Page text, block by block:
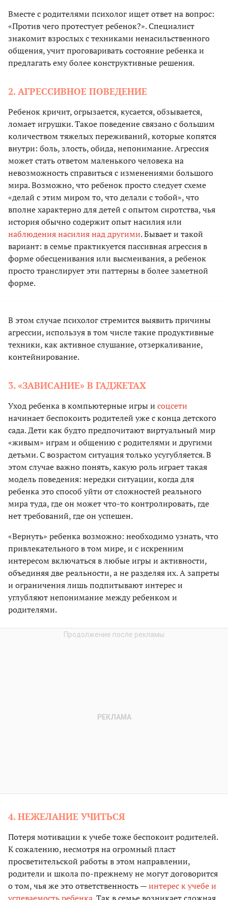
Вместе с родителями психолог ищет ответ на вопрос:
«Против чего протестует ребенок?». Специалист
знакомит взрослыхстехниками ненасильственного
общения, учит проговаривать состояние ребенка и
предлагать ему более конструктивные решения.
2. АГРЕССИВНОЕ ПОВЕДЕНИЕ
Ребенок кричит, огрызается, кусается, обзывается,
ломает игрушки. Такое поведение связано с большим
количеством тяжелых переживаний, которые копятся
внутри: боль, злость, обида, непонимание. Агрессия
может стать ответом маленького человека на
невозможность справиться с изменениями большого
мира. Возможно, что ребенок просто следует схеме
«делай с этим миром то, что делали с тобой», что
вполне характерно для детей с опытом сиротства, чья
история обычно содержит опыт насилия или
наблюдения насилия над другими. Бывает и такой
вариант: в семье практикуется пассивная агрессия в
форме обесценивания или высмеивания, а ребенок
просто транслирует эти паттерны в более заметной
форме.
В этом случае психолог стремится выявить причины
агрессии, используя в том числе такие продуктивные
техники, как активное слушание, отзеркаливание,
контейнирование.
3. «ЗАВИСАНИЕ» В ГАДЖЕТАХ
Уход ребенка в компьютерные игры и соцсети
начинает беспокоить родителей уже с конца детского
сада. Дети как будто предпочитают виртуальный мир
«живым» играм и общению с родителями и другими
детьми. С возрастом ситуация только усугубляется. В
этом случае важно понять, какую роль играет такая
модель поведения: нередки ситуации, когда для
ребенка это способ уйти от сложностей реального
мира туда, где он может что-то контролировать, где
нет требований, где он успешен.
«Вернуть» ребенка возможно: необходимо узнать, что
привлекательного в том мире, и с искренним
интересом включаться в любые игры и активности,
объединяя две реальности, а не разделяя их. А запреты
и ограничения лишь подпитывают интерес и
углубляют непонимание между ребенком и
родителями.
4. НЕЖЕЛАНИЕ УЧИТЬСЯ
Потеря мотивации к учебе тоже беспокоит родителей.
К сожалению, несмотря на огромный пласт
просветительской работы в этом направлении,
родители и школа по-прежнему не могут договорится
о том, чья же это ответственность —интерес к учебе и